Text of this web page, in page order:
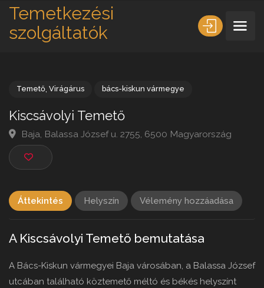
Temetkezési
szolgáltatók
Kiscsávolyi Temető
Baja, Balassa József u. 2755, 6500 Magyarország
Áttekintés Helyszín Vélemény hozzáadása
A Kiscsávolyi Temető bemutatása
A Bács-Kiskun vármegyei Baja városában, a Balassa József
utcában található köztemető méltó és békés helyszínt